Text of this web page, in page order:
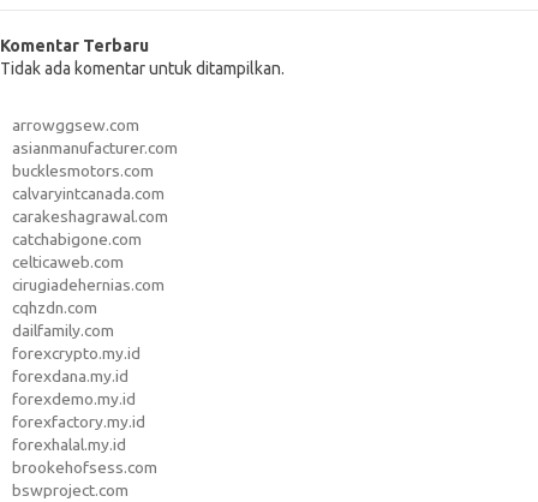
Komentar Terbaru
Tidak ada komentar untuk ditampilkan.
arrowggsew.com
asianmanufacturer.com
bucklesmotors.com
calvaryintcanada.com
carakeshagrawal.com
catchabigone.com
celticaweb.com
cirugiadehernias.com
cqhzdn.com
dailfamily.com
forexcrypto.my.id
forexdana.my.id
forexdemo.my.id
forexfactory.my.id
forexhalal.my.id
brookehofsess.com
bswproject.com